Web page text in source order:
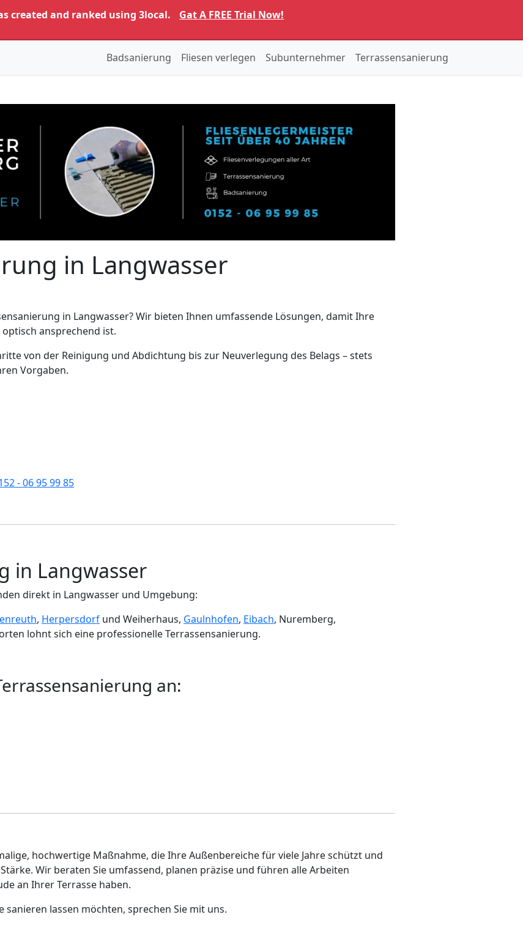
created and ranked using 3local. Gat A FREE Trial Now!
Badsanierung Fliesen verlegen Subunternehmer Terrassensanierung
in Langwasser
in Langwasser? Wir bieten Ihnen umfassende Lösungen, damit Ihre
ansprechend ist.
von der Reinigung und Abdichtung bis zur Neuverlegung des Belags – stets
Vorgaben.
- 06 95 99 85
in Langwasser
direkt in Langwasser und Umgebung:
, Herpersdorf und Weiherhaus, Gaulnhofen, Eibach, Nuremberg,
lohnt sich eine professionelle Terrassensanierung.
an:
hochwertige Maßnahme, die Ihre Außenbereiche für viele Jahre schützt und
Wir beraten Sie umfassend, planen präzise und führen alle Arbeiten
an Ihrer Terrasse haben.
sanieren lassen möchten, sprechen Sie mit uns.